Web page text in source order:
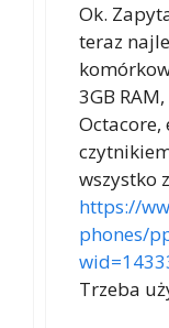
Ok.
teraz
3GB
Octacore,
wszystko
https://
phones/
Trzeba